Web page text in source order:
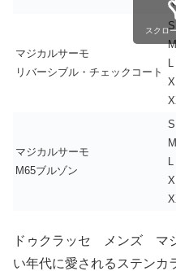
マジカルサーモ
リバーシブル・チェックコート
S
M
L
マジカルサーモ
M65ブルゾン
S
M
L
スクロ
ドゥクラッセ メンズ マ
い年代に愛されるステンカ